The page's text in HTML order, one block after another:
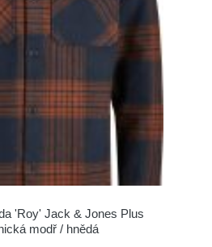
'Roy' Jack & Jones Plus
modř / hnědá